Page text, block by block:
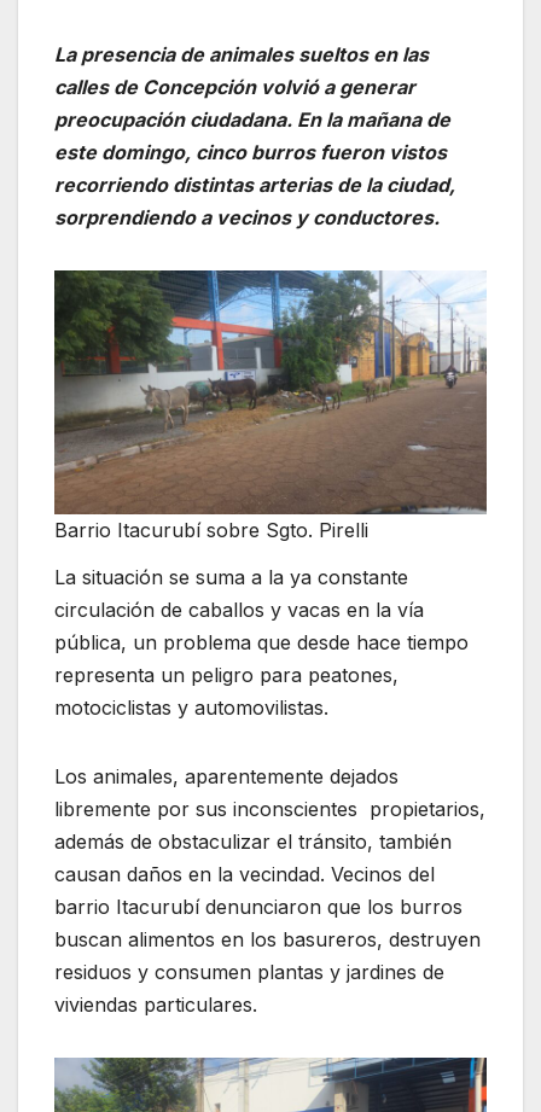
La presencia de animales sueltos en las
calles de Concepción volvió a generar
preocupación ciudadana. En la mañana de
este domingo, cinco burros fueron vistos
recorriendo distintas arterias de la ciudad,
sorprendiendo a vecinos y conductores.
Barrio Itacurubí sobre Sgto. Pirelli
La situación se suma a la ya constante
circulación de caballos y vacas en la vía
pública, un problema que desde hace tiempo
representa un peligro para peatones,
motociclistas y automovilistas.
Los animales, aparentemente dejados
libremente por sus inconscientes propietarios,
además de obstaculizar el tránsito, también
causan daños en la vecindad. Vecinos del
barrio Itacurubí denunciaron que los burros
buscan alimentos en los basureros, destruyen
residuos y consumen plantas y jardines de
viviendas particulares.